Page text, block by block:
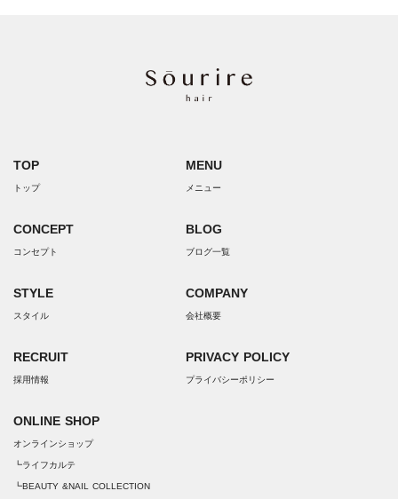
TOP
トップ
CONCEPT
コンセプト
STYLE
スタイル
RECRUIT
採用情報
ONLINE SHOP
オンラインショップ
┗ライフカルテ
┗BEAUTY &NAIL COLLECTION
MENU
メニュー
BLOG
ブログ一覧
COMPANY
会社概要
PRIVACY POLICY
プライバシーポリシー